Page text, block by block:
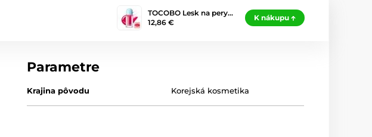
TOCOBO Lesk na pery…
12,86 €
K nákupu
Parametre
Krajina pôvodu Korejská kosmetika